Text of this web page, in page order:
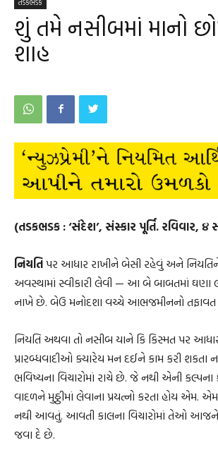
તડકભડક
શું તમે નસીબમાં માનો
શાહ
(તડકભડક : ‘સંદેશ’, સંસ્કાર પૂર્તિ. રવિવાર, ૪
નિયતિપર આધાર રાખીને બેસી રહેવું અને
અવસ્થામાં સ્વીકારી લેવી — આ બે બાબતમાં ઘણા
નાખે છે. બેઉ મનોદશા વચ્ચે આભજમીનનો
નિયતિ અથવા તો નસીબ યાને કિ કિસ્મત પર
પ્રારબ્ધવાદીઓ ક્યારેય મન દઈને કામ કરી
ભવિષ્યના વિચારોમાં રાચે છે. જે નથી એની
વાદળને મુઠ્ઠીમાં લેવાના પ્રયત્નો કરતા હોય એમ.
નથી આવતું. આવતી કાલના વિચારોમાં તેઓ આજને
જવા દે છે.